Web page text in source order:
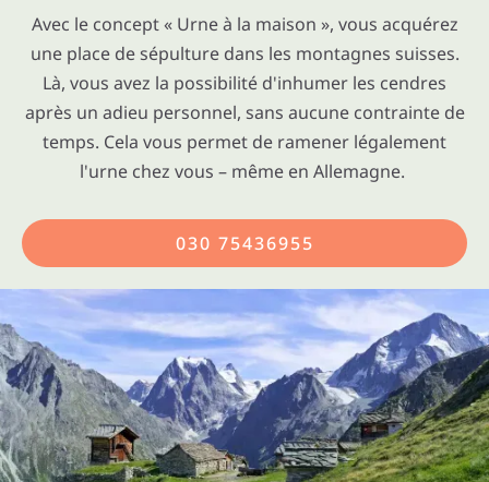
Avec le concept « Urne à la maison », vous acquérez
une place de sépulture dans les montagnes suisses.
Là, vous avez la possibilité d'inhumer les cendres
après un adieu personnel, sans aucune contrainte de
temps. Cela vous permet de ramener légalement
l'urne chez vous – même en Allemagne.
030 75436955